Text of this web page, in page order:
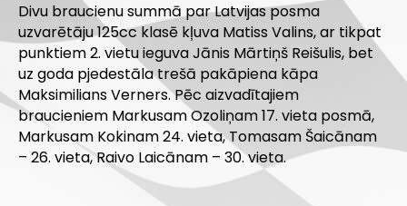
Divu braucienu summā par Latvijas posma
uzvarētāju 125cc klasē kļuva Matiss Valins, ar tikpat
punktiem 2. vietu ieguva Jānis Mārtiņš Reišulis, bet
uz goda pjedestāla trešā pakāpiena kāpa
Maksimilians Verners. Pēc aizvadītajiem
braucieniem Markusam Ozoliņam 17. vieta posmā,
Markusam Kokinam 24. vieta, Tomasam Šaicānam
– 26. vieta, Raivo Laicānam – 30. vieta.